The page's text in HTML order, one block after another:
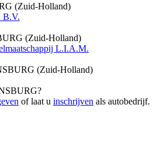
(Zuid-Holland)
B.V.
(Zuid-Holland)
L.I.A.M.
(Zuid-Holland)
of laat u inschrijven als autobedrijf.